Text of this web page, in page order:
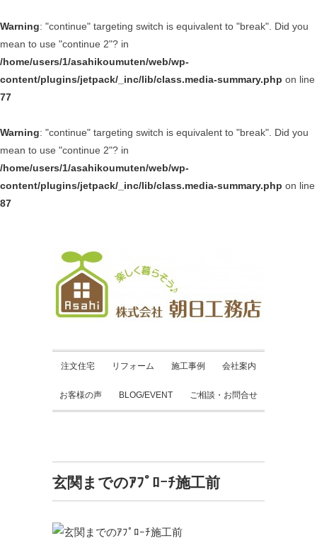
Warning: "continue" targeting switch is equivalent to "break". Did you
mean to use "continue 2"? in
/home/users/1/asahikoumuten/web/wp-
content/plugins/jetpack/_inc/lib/class.media-summary.php on line
77
Warning: "continue" targeting switch is equivalent to "break". Did you
mean to use "continue 2"? in
/home/users/1/asahikoumuten/web/wp-
content/plugins/jetpack/_inc/lib/class.media-summary.php on line
87
注文住宅 リフォーム 施工事例 会社案内
お客様の声 BLOG/EVENT ご相談・お問合せ
玄関までのｱﾌﾟﾛｰﾁ施工前